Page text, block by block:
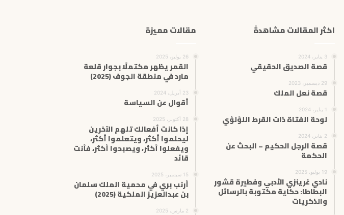
اكثر المقالات مشاهدةً
3 يناير، 2024
قصة الصديق الحقيقي
29 ديسمبر، 2023
قصة نعل الملك
1 يناير، 2024
لوحة الفتاة ذات القرط اللؤلؤي
2 يناير، 2024
قصة الرجل الحكيم – البحث عن
الحكمة
19 يوليو، 2025
نادي غرينزي الأدبي وفطيرة قشور
البطاطا: حكاية مكتوبة بالرسائل
والذكريات
مقالات مميزة
26 يوليو، 2025
القمر يظهر مكتملًا بجوار قلعة
مارد في منطقة الجوف (2025)
23 أبريل، 2024
أقوال عن السياسة
28 أكتوبر، 2025
إذا كانت أفعالك تلهم الآخرين
ليحلموا أكثر، ويتعلموا أكثر،
ويفعلوا أكثر، ويصبحوا أكثر، فأنت
قائد
15 سبتمبر، 2025
أرنب بري في محمية الملك سلمان
بن عبدالعزيز الملكية (2025)
2 مارس، 2025